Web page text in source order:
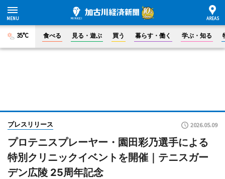
35°C 食べる 見る・遊ぶ 買う 暮らす・働く 学ぶ・知る
プレスリリース 2026.05.09
プロテニスプレーヤー・園田彩乃選手による
特別クリニックイベントを開催｜テニスガー
デン広陵 25周年記念